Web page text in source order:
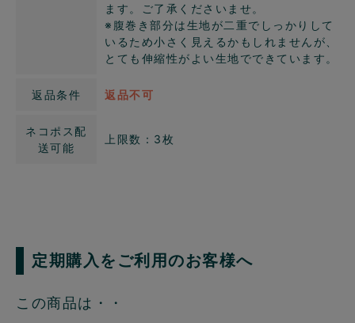
ます。ご了承くださいませ。
※腹巻き部分は生地が二重でしっかりして
いるため小さく見えるかもしれませんが、
とても伸縮性がよい生地でできています。
返品条件 返品不可
ネコポス配
送可能
上限数：3枚
定期購入をご利用のお客様へ
この商品は・・